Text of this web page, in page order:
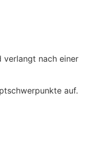
verlangt nach einer
auf.